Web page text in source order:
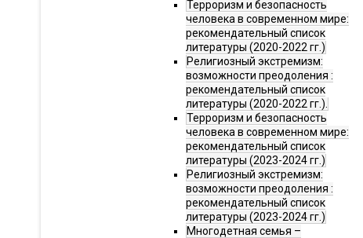
Терроризм и безопасность
человека в современном мире:
рекомендательный список
литературы (2020-2022 гг.)
Религиозный экстремизм:
возможности преодоления :
рекомендательный список
литературы (2020-2022 гг.).
Терроризм и безопасность
человека в современном мире:
рекомендательный список
литературы (2023-2024 гг.)
Религиозный экстремизм:
возможности преодоления :
рекомендательный список
литературы (2023-2024 гг.)
Многодетная семья –